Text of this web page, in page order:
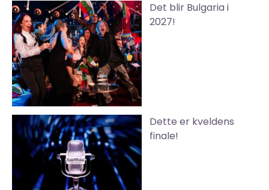
Det blir Bulgaria i
2027!
Dette er kveldens
finale!